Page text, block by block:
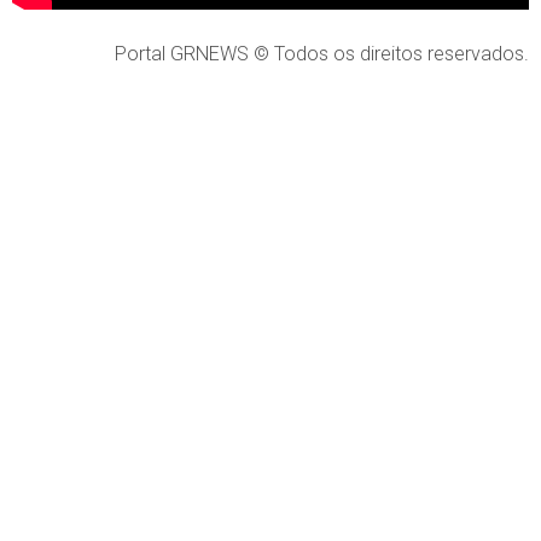
Portal GRNEWS © Todos os direitos reservados.